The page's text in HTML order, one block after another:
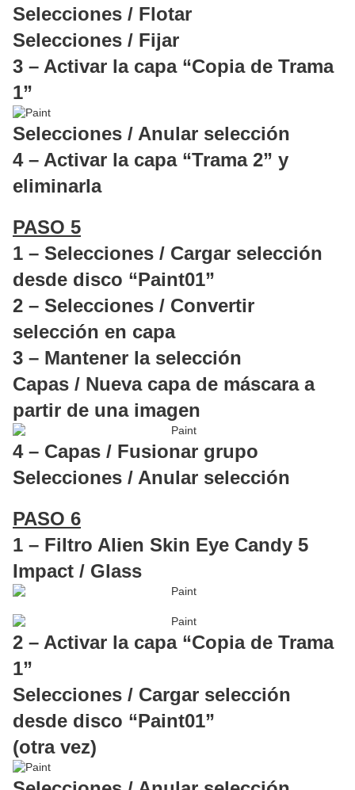
Selecciones / Flotar
Selecciones / Fijar
3 – Activar la capa “Copia de Trama
1”
Selecciones / Anular selección
4 – Activar la capa “Trama 2” y
eliminarla
PASO 5
1 – Selecciones / Cargar selección
desde disco “Paint01”
2 – Selecciones / Convertir
selección en capa
3 – Mantener la selección
Capas / Nueva capa de máscara a
partir de una imagen
4 – Capas / Fusionar grupo
Selecciones / Anular selección
PASO 6
1 – Filtro Alien Skin Eye Candy 5
Impact / Glass
2 – Activar la capa “Copia de Trama
1”
Selecciones / Cargar selección
desde disco “Paint01”
(otra vez)